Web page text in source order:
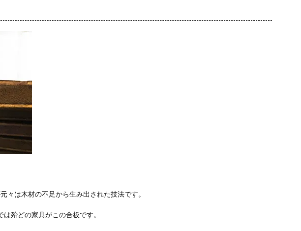
々は木材の不足から生み出された技法です。
殆どの家具がこの合板です。